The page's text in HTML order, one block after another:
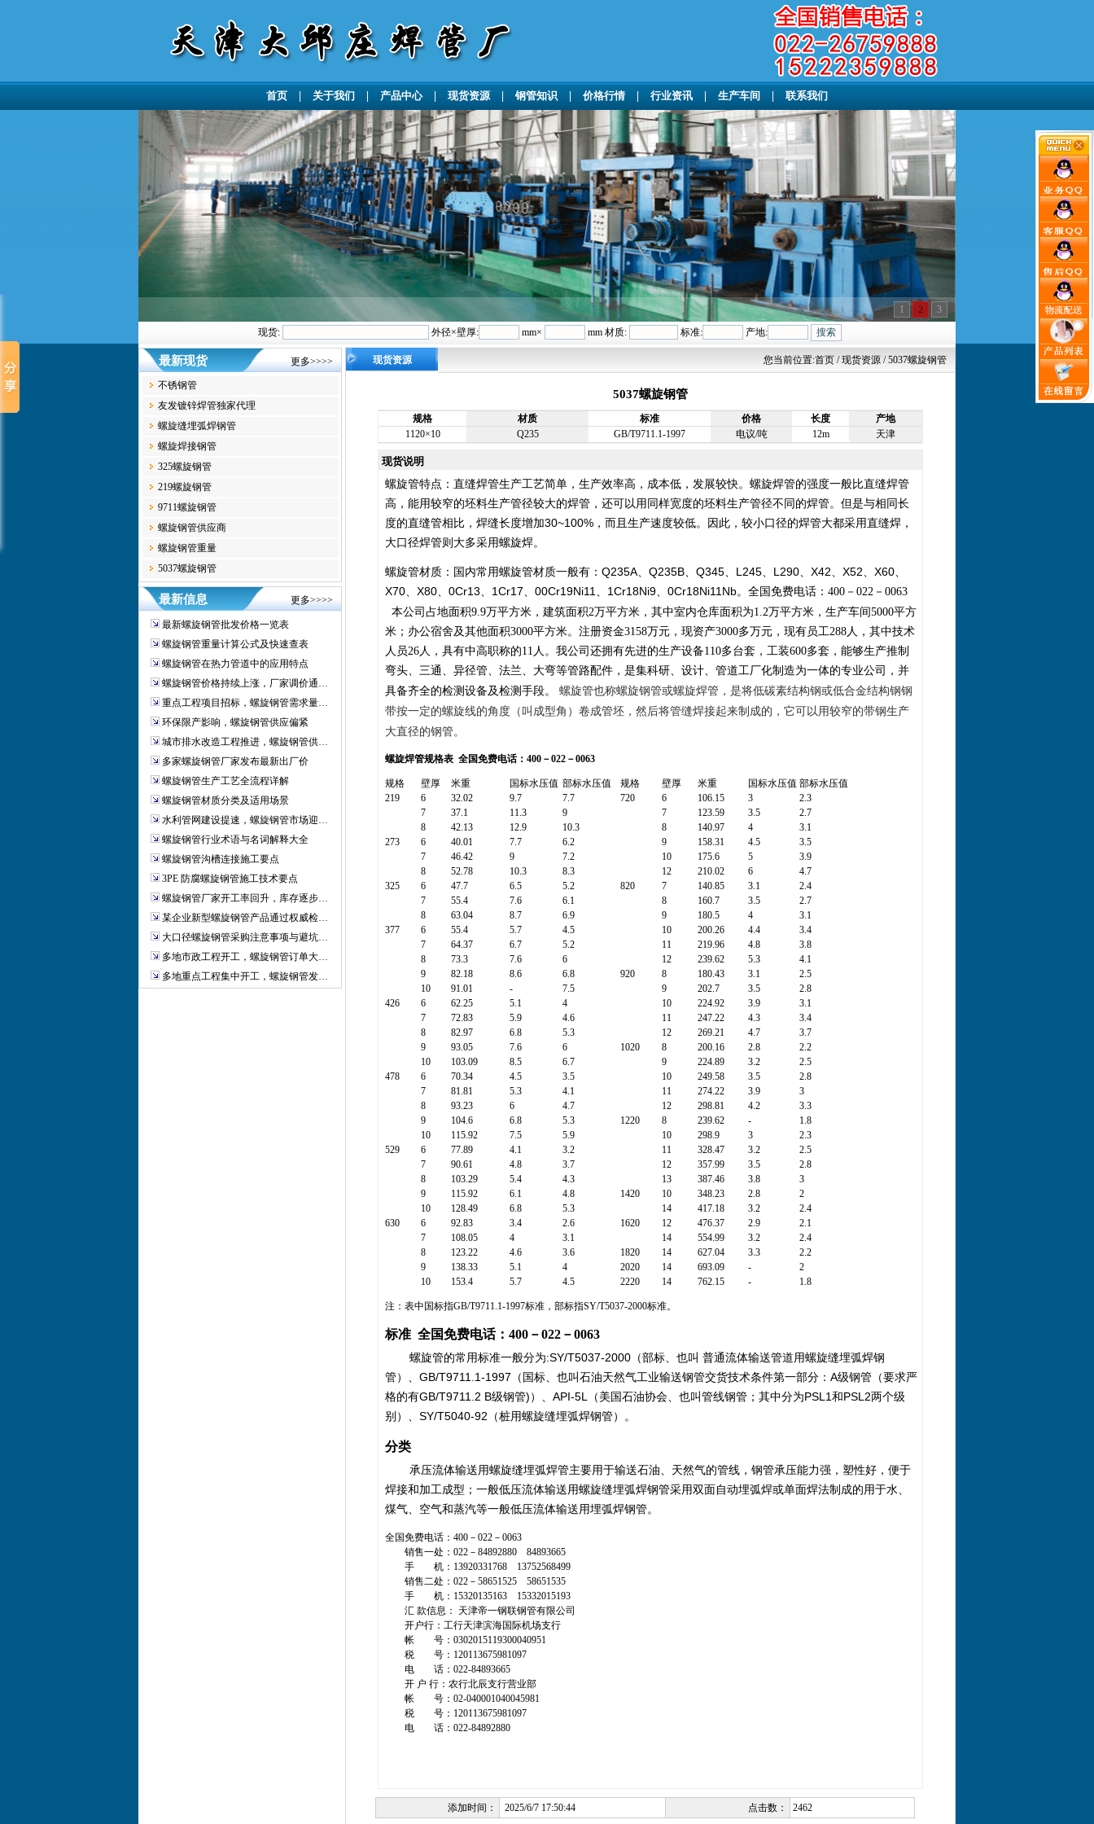
首页 关于我们 产品中心| 现货资源| 钢管知识 价格行情 行业资讯 生产车间 联系我们
1 2
3
现货:
外径×壁厚: mm× mm 材质: 标准: 产地:
最新现货 更多>>>>
不锈钢管
友发镀锌焊管独家代理
螺旋缝埋弧焊钢管
螺旋焊接钢管
325螺旋钢管
219螺旋钢管
9711螺旋钢管
螺旋钢管供应商
螺旋钢管重量
5037螺旋钢管
最新信息 更多>>>>
最新螺旋钢管批发价格一览表
螺旋钢管重量计算公式及快速查表
螺旋钢管在热力管道中的应用特点
螺旋钢管价格持续上涨，厂家调价通…
重点工程项目招标，螺旋钢管需求量…
环保限产影响，螺旋钢管供应偏紧
城市排水改造工程推进，螺旋钢管供…
多家螺旋钢管厂家发布最新出厂价
螺旋钢管生产工艺全流程详解
螺旋钢管材质分类及适用场景
水利管网建设提速，螺旋钢管市场迎…
螺旋钢管行业术语与名词解释大全
螺旋钢管沟槽连接施工要点
3PE 防腐螺旋钢管施工技术要点
螺旋钢管厂家开工率回升，库存逐步…
某企业新型螺旋钢管产品通过权威检…
大口径螺旋钢管采购注意事项与避坑…
多地市政工程开工，螺旋钢管订单大…
多地重点工程集中开工，螺旋钢管发…
现货资源 您当前位置:首页 / 现货资源 / 5037螺旋钢管
5037螺旋钢管
规格 材质 标准 价格 长度
产地
1120×10
Q235 GB/T9711.1-1997 电议/吨 12m 天津
现货说明
螺旋管特点：直缝焊管生产工艺简单，生产效率高，成本低，发展较快。螺旋焊管的强度一般比直缝焊管
高，能用较窄的坯料生产管径较大的焊管，还可以用同样宽度的坯料生产管径不同的焊管。但是与相同长
度的直缝管相比，焊缝长度增加30~100%，而且生产速度较低。因此，较小口径的焊管大都采用直缝焊，
大口径焊管则大多采用螺旋焊。
螺旋管材质： 国内常用螺旋管材质一般有：Q235A、Q235B、Q345、L245、L290、X42、X52、X60、
X70、X80、0Cr13、1Cr17、00Cr19Ni11、1Cr18Ni9、0Cr18Ni11Nb。 全国免费电话：400－022－0063
本公司占地面积9.9万平方米，建筑面积2万平方米，其中室内仓库面积为1.2万平方米，生产车间5000平方
米；办公宿舍及其他面积3000平方米。注册资金3158万元，现资产3000多万元，现有员工288人，其中技术
人员26人，具有中高职称的11 人。我公司还拥有先进的生产设备110多台套，工装600多套，能够生产推制
弯头、三通、异径管、法兰、大弯等管路配件，是集科研、设计、管道工厂化制造为一体的专业公司，并
具备齐全的检测设备及检测手段。 螺旋管也称螺旋钢管或螺旋焊管，是将低碳素结构钢或低合金结构钢钢
带按一定的螺旋线的角度（叫成型角）卷成管坯，然后将管缝焊接起来制成的，它可以用较窄的带钢生产
大直径的钢管。
螺旋焊管规格表 全国免费电话：400－022－0063
规格 壁厚 米重 国标水压值 部标水压值 规格 壁厚 米重 国标水压值 部标水压值
219
6 32.02 9.7 7.7 720 6 106.15 3
2.3
7
37.1 11.3 9 7 123.59 3.5
2.7
8
42.13 12.9 10.3 8 140.97 4
3.1
273
6 40.01 7.7 6.2 9 158.31 4.5
3.5
7
46.42 9 7.2 10 175.6 5
3.9
8
52.78 10.3 8.3 12 210.02 6
4.7
325
6 47.7 6.5 5.2 820 7 140.85 3.1
2.4
7
55.4 7.6 6.1 8 160.7 3.5
2.7
8
63.04 8.7 6.9 9 180.5 4
3.1
377
6 55.4 5.7 4.5 10 200.26 4.4
3.4
7
64.37 6.7 5.2 11 219.96 4.8
3.8
8
73.3 7.6 6 12 239.62 5.3
4.1
9
82.18 8.6 6.8 920 8 180.43 3.1
2.5
10
91.01 - 7.5 9 202.7 3.5
2.8
426
6 62.25 5.1 4 10 224.92 3.9
3.1
7
72.83 5.9 4.6 11 247.22 4.3
3.4
8
82.97 6.8 5.3 12 269.21 4.7
3.7
9
93.05 7.6 6 1020 8 200.16 2.8
2.2
10
103.09 8.5 6.7 9 224.89 3.2
2.5
478
6 70.34 4.5 3.5 10 249.58 3.5
2.8
7
81.81 5.3 4.1 11 274.22 3.9
3
8
93.23 6 4.7 12 298.81 4.2
3.3
9
104.6 6.8 5.3 1220 8 239.62 -
1.8
10
115.92 7.5 5.9 10 298.9 3
2.3
529
6 77.89 4.1 3.2 11 328.47 3.2
2.5
7
90.61 4.8 3.7 12 357.99 3.5
2.8
8
103.29 5.4 4.3 13 387.46 3.8
3
9
115.92 6.1 4.8 1420 10 348.23 2.8
2
10
128.49 6.8 5.3 14 417.18 3.2
2.4
630
6 92.83 3.4 2.6 1620 12 476.37 2.9
2.1
7
108.05 4 3.1 14 554.99 3.2
2.4
8
123.22 4.6 3.6 1820 14 627.04 3.3
2.2
9
138.33 5.1 4 2020 14 693.09 -
2
10
153.4 5.7 4.5 2220 14 762.15 - 1.8
注：表中国标指GB/T9711.1-1997标准，部标指SY/T5037-2000标准。
标准 全国免费电话：400－022－0063
螺旋管的常用标准一般分为:SY/T5037-2000（部标、也叫 普通流体输送管道用螺旋缝埋弧焊钢
管）、GB/T9711.1-1997（国标、也叫石油天然气工业输送钢管交货技术条件第一部分：A级钢管（要求严
格的有GB/T9711.2 B级钢管)）、API-5L（美国石油协会、也叫管线钢管；其中分为PSL1和PSL2两个级
别）、SY/T5040-92（桩用螺旋缝埋弧焊钢管）。
分类
承压流体输送用螺旋缝埋弧焊管主要用于输送石油、天然气的管线，钢管承压能力强，塑性好，便于
焊接和加工成型；一般低压流体输送用螺旋缝埋弧焊钢管采用双面自动埋弧焊或单面焊法制成的用于水、
煤气、空气和蒸汽等一般低压流体输送用埋弧焊钢管。
全国免费电话：400－022－0063
销售一处：022－84892880 84893665
手 机：13920331768 13752568499
销售二处：022－58651525 58651535
手 机：15320135163 15332015193
汇 款信息： 天津帝一钢联钢管有限公司
开户行：工行天津滨海国际机场支行
帐 号：0302015119300040951
税 号：120113675981097
电 话：022-84893665
开 户 行：农行北辰支行营业部
帐 号：02-040001040045981
税 号：120113675981097
电 话：022-84892880
添加时间： 2025/6/7 17:50:44 点击数： 2462